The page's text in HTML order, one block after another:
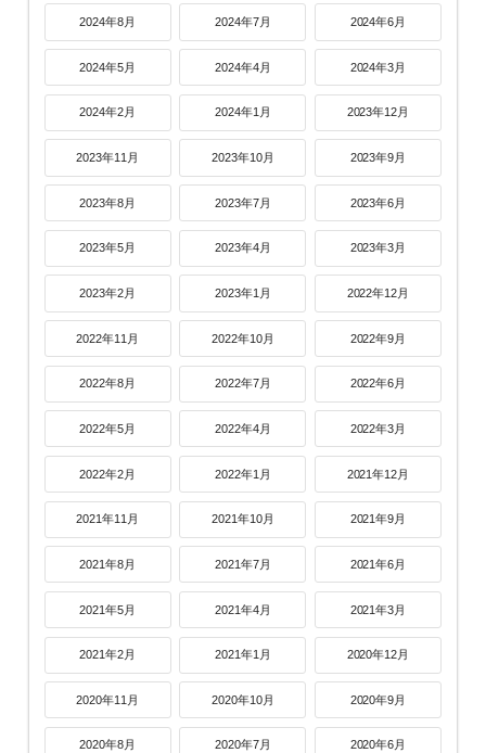
2024年8月 2024年7月 2024年6月
2024年5月 2024年4月 2024年3月
2024年2月 2024年1月 2023年12月
2023年11月 2023年10月 2023年9月
2023年8月 2023年7月 2023年6月
2023年5月 2023年4月 2023年3月
2023年2月 2023年1月 2022年12月
2022年11月 2022年10月 2022年9月
2022年8月 2022年7月 2022年6月
2022年5月 2022年4月 2022年3月
2022年2月 2022年1月 2021年12月
2021年11月 2021年10月 2021年9月
2021年8月 2021年7月 2021年6月
2021年5月 2021年4月 2021年3月
2021年2月 2021年1月 2020年12月
2020年11月 2020年10月 2020年9月
2020年8月 2020年7月 2020年6月